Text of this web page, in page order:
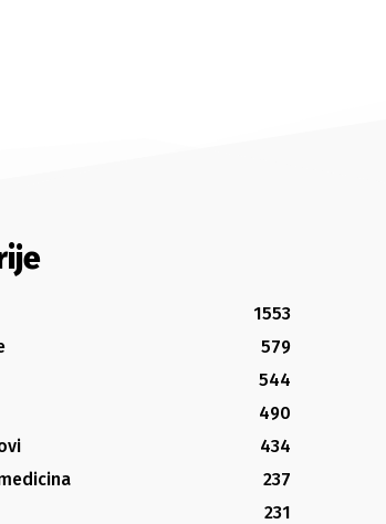
1553
579
544
490
434
237
231